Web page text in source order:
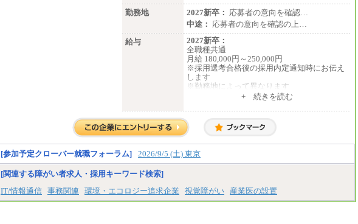
勤務地
2027新卒： 応募者の意向を確認…
中途： 応募者の意向を確認の上…
給与
2027新卒：
全職種共通
月給 180,000円～250,000円
※採用選考合格後の採用内定通知時にお伝え
します
※勤務地によって異なります
全職種共通
月給 200,000円～250,000円
入社時の処遇は経験・能力を考慮の上、当社
具体的な金額は採用選考合格後に採用内定通
知時にお伝えします。
+ 続きを読む
[参加予定クローバー就職フォーラム] 2026/9/5 (土) 東京
[関連する障がい者求人・採用キーワード検索]
IT/情報通信 事務関連 環境・エコロジー追求企業 視覚障がい 産業医の設置